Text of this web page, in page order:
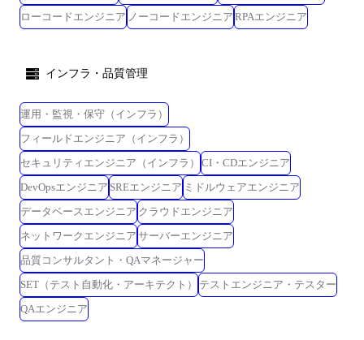
ローコードエンジニア ノーコードエンジニア RPAエンジニア
インフラ・品質管理
運用・監視・保守（インフラ）
フィールドエンジニア（インフラ）
セキュリティエンジニア（インフラ）
CI・CDエンジニア
DevOpsエンジニア SREエンジニア ミドルウェアエンジニア
データベースエンジニア クラウドエンジニア
ネットワークエンジニア サーバーエンジニア
品質コンサルタント・QAマネージャー
SET（テスト自動化・アーキテクト）
テストエンジニア・テスター
QAエンジニア